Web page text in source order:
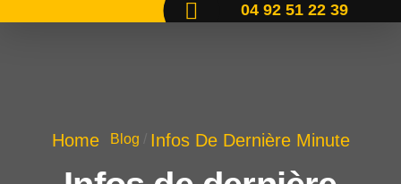
04 92 51 22 39
Home Blog / Infos De Dernière Minute